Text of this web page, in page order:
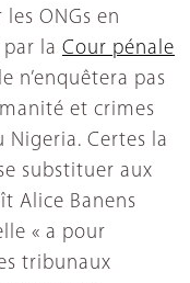
ONGs en
par la Cour pénale
n’enquêtera pas
et crimes
Nigeria. Certes la
substituer aux
Alice Banens
« a pour
tribunaux